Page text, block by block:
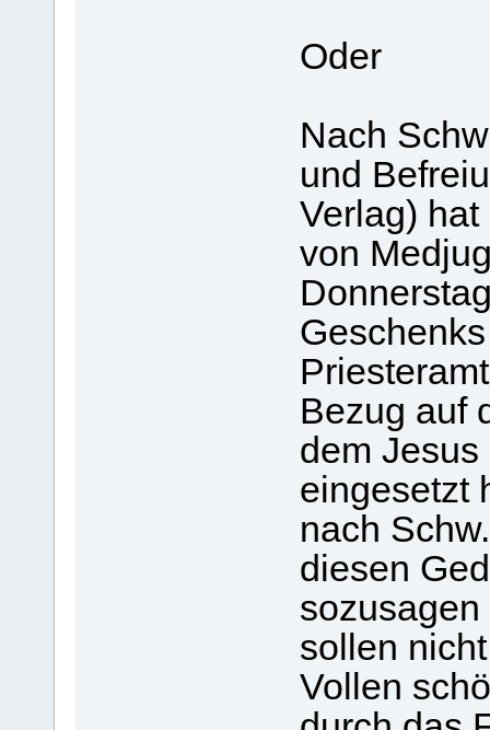
Oder
Nach
und
Verlag)
von
Bezug auf
dem
eingesetzt
nach
diesen
sollen
Vollen